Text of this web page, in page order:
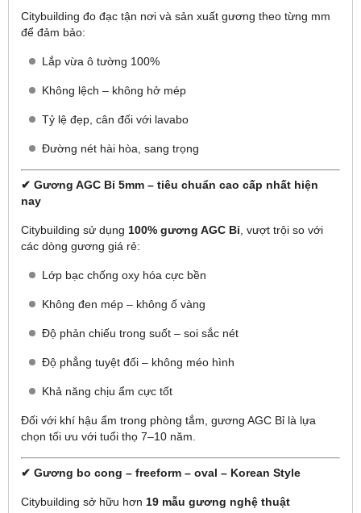
Citybuilding đo đạc tận nơi và sản xuất gương theo từng mm
để đảm bảo:
Lắp vừa ô tường 100%
Không lệch – không hở mép
Tỷ lệ đẹp, cân đối với lavabo
Đường nét hài hòa, sang trọng
✔ Gương AGC Bỉ 5mm – tiêu chuẩn cao cấp nhất hiện
nay
Citybuilding sử dụng 100% gương AGC Bỉ , vượt trội so với
các dòng gương giá rẻ:
Lớp bạc chống oxy hóa cực bền
Không đen mép – không ố vàng
Độ phản chiếu trong suốt – soi sắc nét
Độ phẳng tuyệt đối – không méo hình
Khả năng chịu ẩm cực tốt
Đối với khí hậu ẩm trong phòng tắm, gương AGC Bỉ là lựa
chọn tối ưu với tuổi thọ 7–10 năm.
✔ Gương bo cong – freeform – oval – Korean Style
Citybuilding sở hữu hơn 19 mẫu gương nghệ thuật